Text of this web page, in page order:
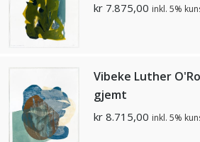
kr 7.875,00 inkl. 5%
Vibeke Luther
gjemt
kr 8.715,00 inkl. 5%